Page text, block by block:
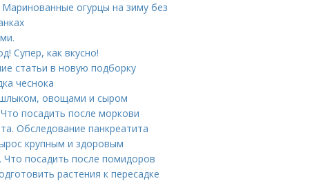
огурцы на зиму без
Супер, как вкусно!
статьи в новую подборку
чеснока
овощами и сыром
посадить после моркови
Обследование панкреатита
крупным и здоровым
посадить после помидоров
растения к пересадке